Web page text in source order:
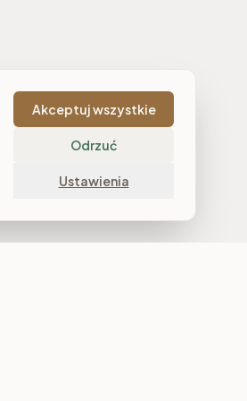
Akceptuj wszystkie
Odrzuć
Ustawienia